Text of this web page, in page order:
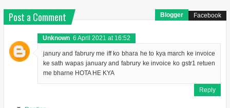
Post a Comment Blogger Facebook
Unknown 6 April 2021 at 16:52
janury and fabrury me iff ko bhara he to kya march ke invoice
ke sath wapas january and fabrury ke invoice ko gstr1 retuen
me bharne HOTA HE KYA
Reply